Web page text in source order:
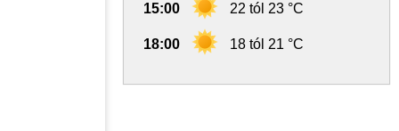
15:00 22 tól 23 °C
18:00 18 tól 21 °C